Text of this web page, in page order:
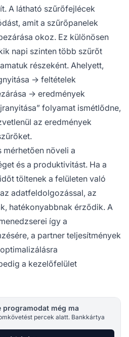
A látható szűrőfejlécek
amit a szűrőpanelek
okoz. Ez különösen
napi szinten több szűrőt
részeként. Ahelyett,
→ feltételek
→ eredmények
folyamat ismétlődne,
az eredmények
mérhetően növeli a
és a produktivitást. Ha a
töltenek a felületen való
adatfeldolgozással, az
hatékonyabbnak érződik. A
így a
a partner teljesítmények
a kezelőfelület
programodat még ma
percek alatt. Bankkártya